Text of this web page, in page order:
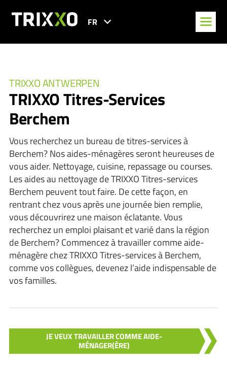
FR
TRIXXO ANTWERPEN
TRIXXO Titres-Services
Berchem
Vous recherchez un bureau de titres-services à
Berchem? Nos aides-ménagères seront heureuses de
vous aider. Nettoyage, cuisine, repassage ou courses.
Les aides au nettoyage de TRIXXO Titres-services
Berchem peuvent tout faire. De cette façon, en
rentrant chez vous après une journée bien remplie,
vous découvrirez une maison éclatante. Vous
recherchez un emploi plaisant et varié dans la région
de Berchem? Commencez à travailler comme aide-
ménagère chez TRIXXO Titres-services à Berchem,
comme vos collègues, devenez l’aide indispensable de
vos familles.
JE VEUX TRAVAILLER COMME AIDE-
MÉNAGER(ÈRE)